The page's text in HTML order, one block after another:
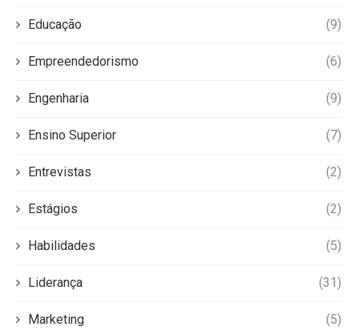
Educação (9)
Empreendedorismo (6)
Engenharia (9)
Ensino Superior (7)
Entrevistas (2)
Estágios (2)
Habilidades (5)
Liderança (31)
Marketing (5)